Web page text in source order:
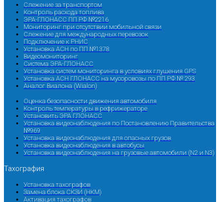
Слежение за транспортом
Контроль расхода топлива
ЭРА-ГЛОНАСС ПП РФ №2216
Мониторинг при отсутствии мобильной связи
Слежение для международных перевозок
Подключение к РНИС
Установка АСН по ПП №1378
Видеомониторинг
Система ЭРА-ГЛОНАСС
Установка систем мониторинга в условиях глушения GPS
Установка АСН ГЛОНАСС на мусоровозы по ПП РФ № 293
Аналог Виалона (Wialon)
Оценка безопасности движения автомобиля
Контроль температуры в рефрижераторе
Установить ЭРА ГЛОНАСС
Установка видеонаблюдения по Постановлению Правительства
№969
Установка видеонаблюдения для опасных грузов
Установка видеонаблюдения в автобусы
Установка видеонаблюдения на грузовые автомобили (N2 и N3)
Тахография
Установка тахографов
Замена блока СКЗИ (НКМ)
Активация тахографов